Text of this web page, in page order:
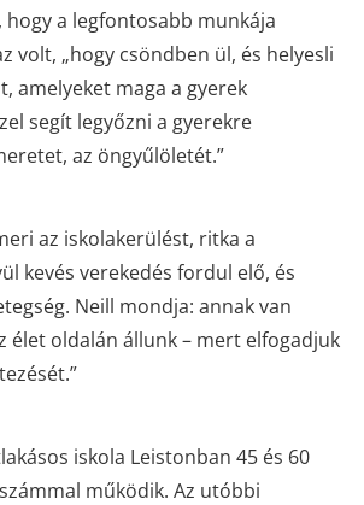
a legfontosabb munkája
volt, „hogy csöndben ül, és helyesli
amelyeket maga a gyerek
segít legyőzni a gyerekre
az öngyűlöletét.”
az iskolakerülést, ritka a
kevés verekedés fordul elő, és
Neill mondja: annak van
élet oldalán állunk – mert elfogadjuk
iskola Leistonban 45 és 60
működik. Az utóbbi